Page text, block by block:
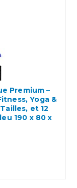
Premium –
Yoga &
et 12
190 x 80 x